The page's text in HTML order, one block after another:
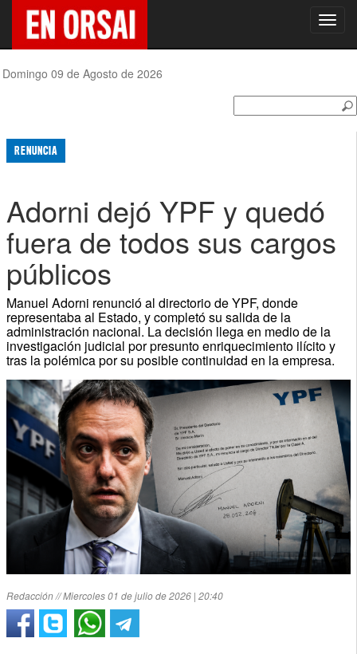
Domingo 09 de Agosto de 2026
RENUNCIA
Adorni dejó YPF y quedó
fuera de todos sus cargos
públicos
Manuel Adorni renunció al directorio de YPF, donde
representaba al Estado, y completó su salida de la
administración nacional. La decisión llega en medio de la
investigación judicial por presunto enriquecimiento ilícito y
tras la polémica por su posible continuidad en la empresa.
Redacción // Miercoles 01 de julio de 2026 | 20:40